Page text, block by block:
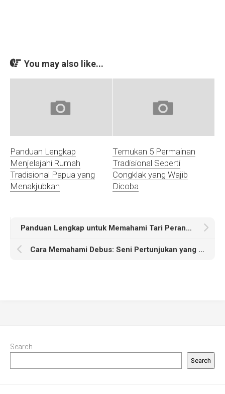
You may also like...
Panduan Lengkap
Menjelajahi Rumah
Tradisional Papua yang
Menakjubkan
Temukan 5 Permainan
Tradisional Seperti
Congklak yang Wajib
Dicoba
Panduan Lengkap untuk Memahami Tari Perang: Sejarah dan Teknik
Cara Memahami Debus: Seni Pertunjukan yang Menarik dan Mistis
Search
Search